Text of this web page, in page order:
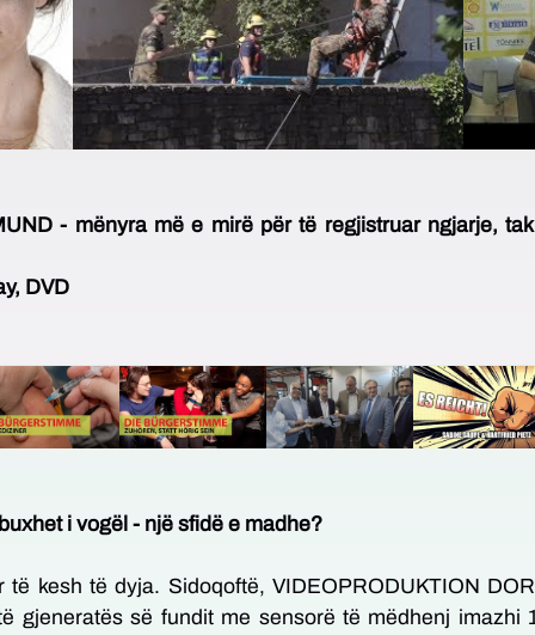
- mënyra më e mirë për të regjistruar ngjarje,
DVD
i vogël - një sfidë e madhe?
të kesh të dyja. Sidoqoftë, VIDEOPRODUKTION
gjeneratës së fundit me sensorë të mëdhenj